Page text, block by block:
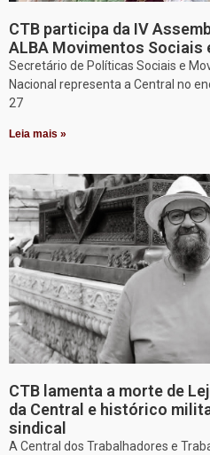
CTB participa da IV
ALBA Movimentos Sociais
Secretário de Políticas Sociais e
Nacional representa a Central no
27
Leia mais »
CTB lamenta a morte de
da Central e histórico
sindical
A Central dos Trabalhadores e